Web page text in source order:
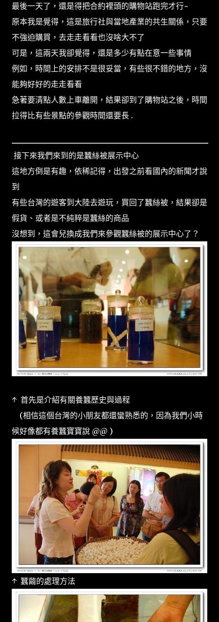
最後一天了，還是得把合約裡頭的購物站跑完才行~
原本我是覺得，這是旅行社與當地產業的共生關係，只要
不強迫購買，去走走看看也沒啥大不了
可是，這兩天我卻覺得，還是多少有點在意一些事情
例如，時間上的安排不是很妥當，有些很不錯的地方，沒
能夠好好的走走看看
急著要清點人數上車離開，結果卻到了購物站之後，時間
拉得比有些景點的參觀時間還要長 .
接下來我們來到的是蠶絲被展示中心
這地方倒是有趣，依稀記得，出發之前看國內的新聞才說
到
有些台灣的遊客到大陸去遊玩，買回了蠶絲被，結果卻是
假貨、或者是不純粹是蠶絲的商品
沒想到，這會兒換成我們來參觀蠶絲被的展示中心了？
↑ 首先是介紹有關養蠶歷史與過程
(相信這個台灣的小朋友都還蠻熟悉的，因為我們小時
候好像都有養蠶寶寶說 @@ )
↑ 蠶繭的處理方法